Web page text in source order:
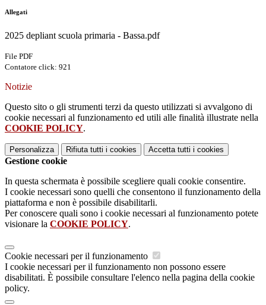
Allegati
2025 depliant scuola primaria - Bassa.pdf
File PDF
Contatore click: 921
Notizie
Questo sito o gli strumenti terzi da questo utilizzati si avvalgono di
cookie necessari al funzionamento ed utili alle finalità illustrate nella
COOKIE POLICY.
Personalizza Rifiuta tutti i cookies Accetta tutti i cookies
Gestione cookie
In questa schermata è possibile scegliere quali cookie consentire.
I cookie necessari sono quelli che consentono il funzionamento della
piattaforma e non è possibile disabilitarli.
Per conoscere quali sono i cookie necessari al funzionamento potete
visionare la COOKIE POLICY.
Cookie necessari per il funzionamento
I cookie necessari per il funzionamento non possono essere
disabilitati. È possibile consultare l'elenco nella pagina della cookie
policy.